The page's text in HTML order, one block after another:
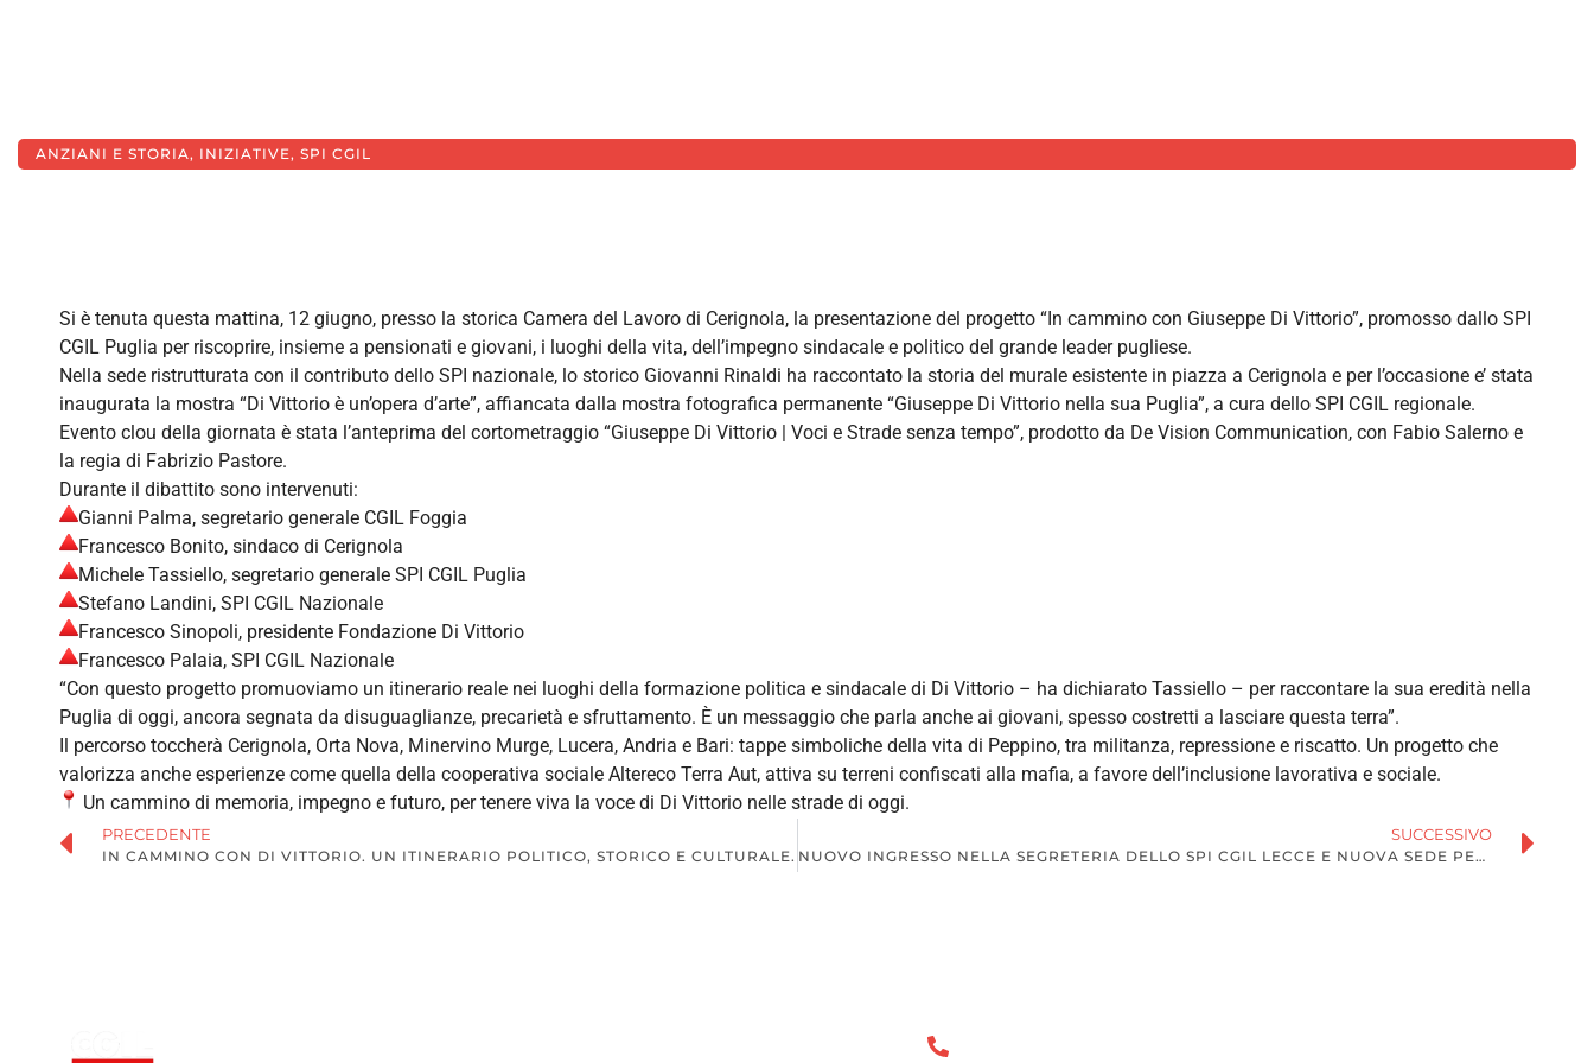
ANZIANI E STORIA, INIZIATIVE, SPI CGIL
Si è tenuta questa mattina, 12 giugno, presso la storica Camera del Lavoro di Cerignola, la presentazione del progetto “In cammino con Giuseppe Di Vittorio”, promosso dallo SPI
CGIL Puglia per riscoprire, insieme a pensionati e giovani, i luoghi della vita, dell’impegno sindacale e politico del grande leader pugliese.
Nella sede ristrutturata con il contributo dello SPI nazionale, lo storico Giovanni Rinaldi ha raccontato la storia del murale esistente in piazza a Cerignola e per l’occasione e’ stata
inaugurata la mostra “Di Vittorio è un’opera d’arte”, affiancata dalla mostra fotografica permanente “Giuseppe Di Vittorio nella sua Puglia”, a cura dello SPI CGIL regionale.
Evento clou della giornata è stata l’anteprima del cortometraggio “Giuseppe Di Vittorio | Voci e Strade senza tempo”, prodotto da De Vision Communication, con Fabio Salerno e
la regia di Fabrizio Pastore.
Durante il dibattito sono intervenuti:
Gianni Palma, segretario generale CGIL Foggia
Francesco Bonito, sindaco di Cerignola
Michele Tassiello, segretario generale SPI CGIL Puglia
Stefano Landini, SPI CGIL Nazionale
Francesco Sinopoli, presidente Fondazione Di Vittorio
Francesco Palaia, SPI CGIL Nazionale
“Con questo progetto promuoviamo un itinerario reale nei luoghi della formazione politica e sindacale di Di Vittorio – ha dichiarato Tassiello – per raccontare la sua eredità nella
Puglia di oggi, ancora segnata da disuguaglianze, precarietà e sfruttamento. È un messaggio che parla anche ai giovani, spesso costretti a lasciare questa terra”.
Il percorso toccherà Cerignola, Orta Nova, Minervino Murge, Lucera, Andria e Bari: tappe simboliche della vita di Peppino, tra militanza, repressione e riscatto. Un progetto che
valorizza anche esperienze come quella della cooperativa sociale Altereco Terra Aut, attiva su terreni confiscati alla mafia, a favore dell’inclusione lavorativa e sociale.
Un cammino di memoria, impegno e futuro, per tenere viva la voce di Di Vittorio nelle strade di oggi.
PRECEDENTE
IN CAMMINO CON DI VITTORIO. UN ITINERARIO POLITICO, STORICO E CULTURALE.
SUCCESSIVO
NUOVO INGRESSO NELLA SEGRETERIA DELLO SPI CGIL LECCE E NUOVA SEDE PER LA CAMERA DEL LAVORO DI GALATINA